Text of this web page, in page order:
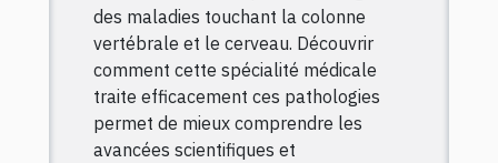
des maladies touchant la colonne
vertébrale et le cerveau. Découvrir
comment cette spécialité médicale
traite efficacement ces pathologies
permet de mieux comprendre les
avancées scientifiques et